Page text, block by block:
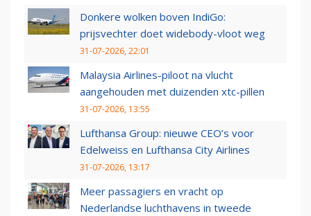
Donkere wolken boven IndiGo:
prijsvechter doet widebody-vloot weg
31-07-2026, 22:01
Malaysia Airlines-piloot na vlucht
aangehouden met duizenden xtc-pillen
31-07-2026, 13:55
Lufthansa Group: nieuwe CEO’s voor
Edelweiss en Lufthansa City Airlines
31-07-2026, 13:17
Meer passagiers en vracht op
Nederlandse luchthavens in tweede